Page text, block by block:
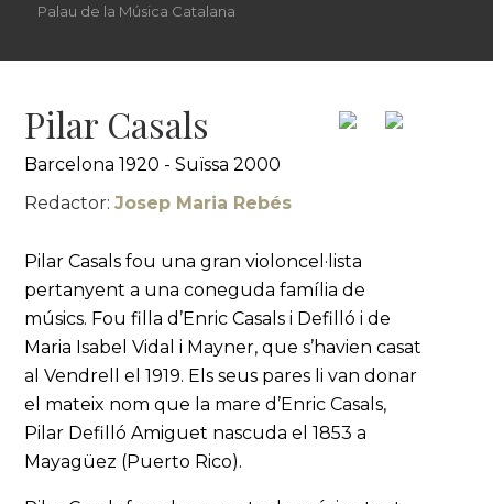
Palau de la Música Catalana
Pilar Casals
Barcelona 1920 - Suïssa 2000
Redactor:Josep Maria Rebés
Pilar Casals fou una gran violoncel·lista
pertanyent a una coneguda família de
músics. Fou filla d’Enric Casals i Defilló i de
Maria Isabel Vidal i Mayner, que s’havien casat
al Vendrell el 1919. Els seus pares li van donar
el mateix nom que la mare d’Enric Casals,
Pilar Defilló Amiguet nascuda el 1853 a
Mayagüez (Puerto Rico).